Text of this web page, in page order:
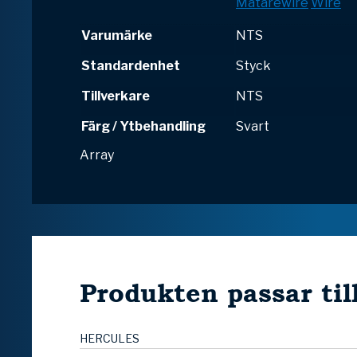
Varumärke
NTS
Standardenhet
Styck
Tillverkare
NTS
Färg / Ytbehandling
Svart
Array
Produkten passar
HERCULES